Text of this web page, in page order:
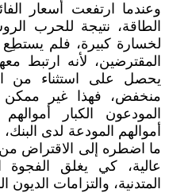
وعندما ارتفعت أسعار
الطاقة، نتيجة للحرب
لخسارة كبيرة، فلم يستطِع
المقترضين، لأنه ارتبط
يحصل على استثناء من
منخفض، فهذا غير ممكن
المودعون الكبار
أموالهم المودعة لدى
ما اضطره إلى الاقتراض من
عالية، كي يغلق الفجوة
المتدنية، والتزامات الديون